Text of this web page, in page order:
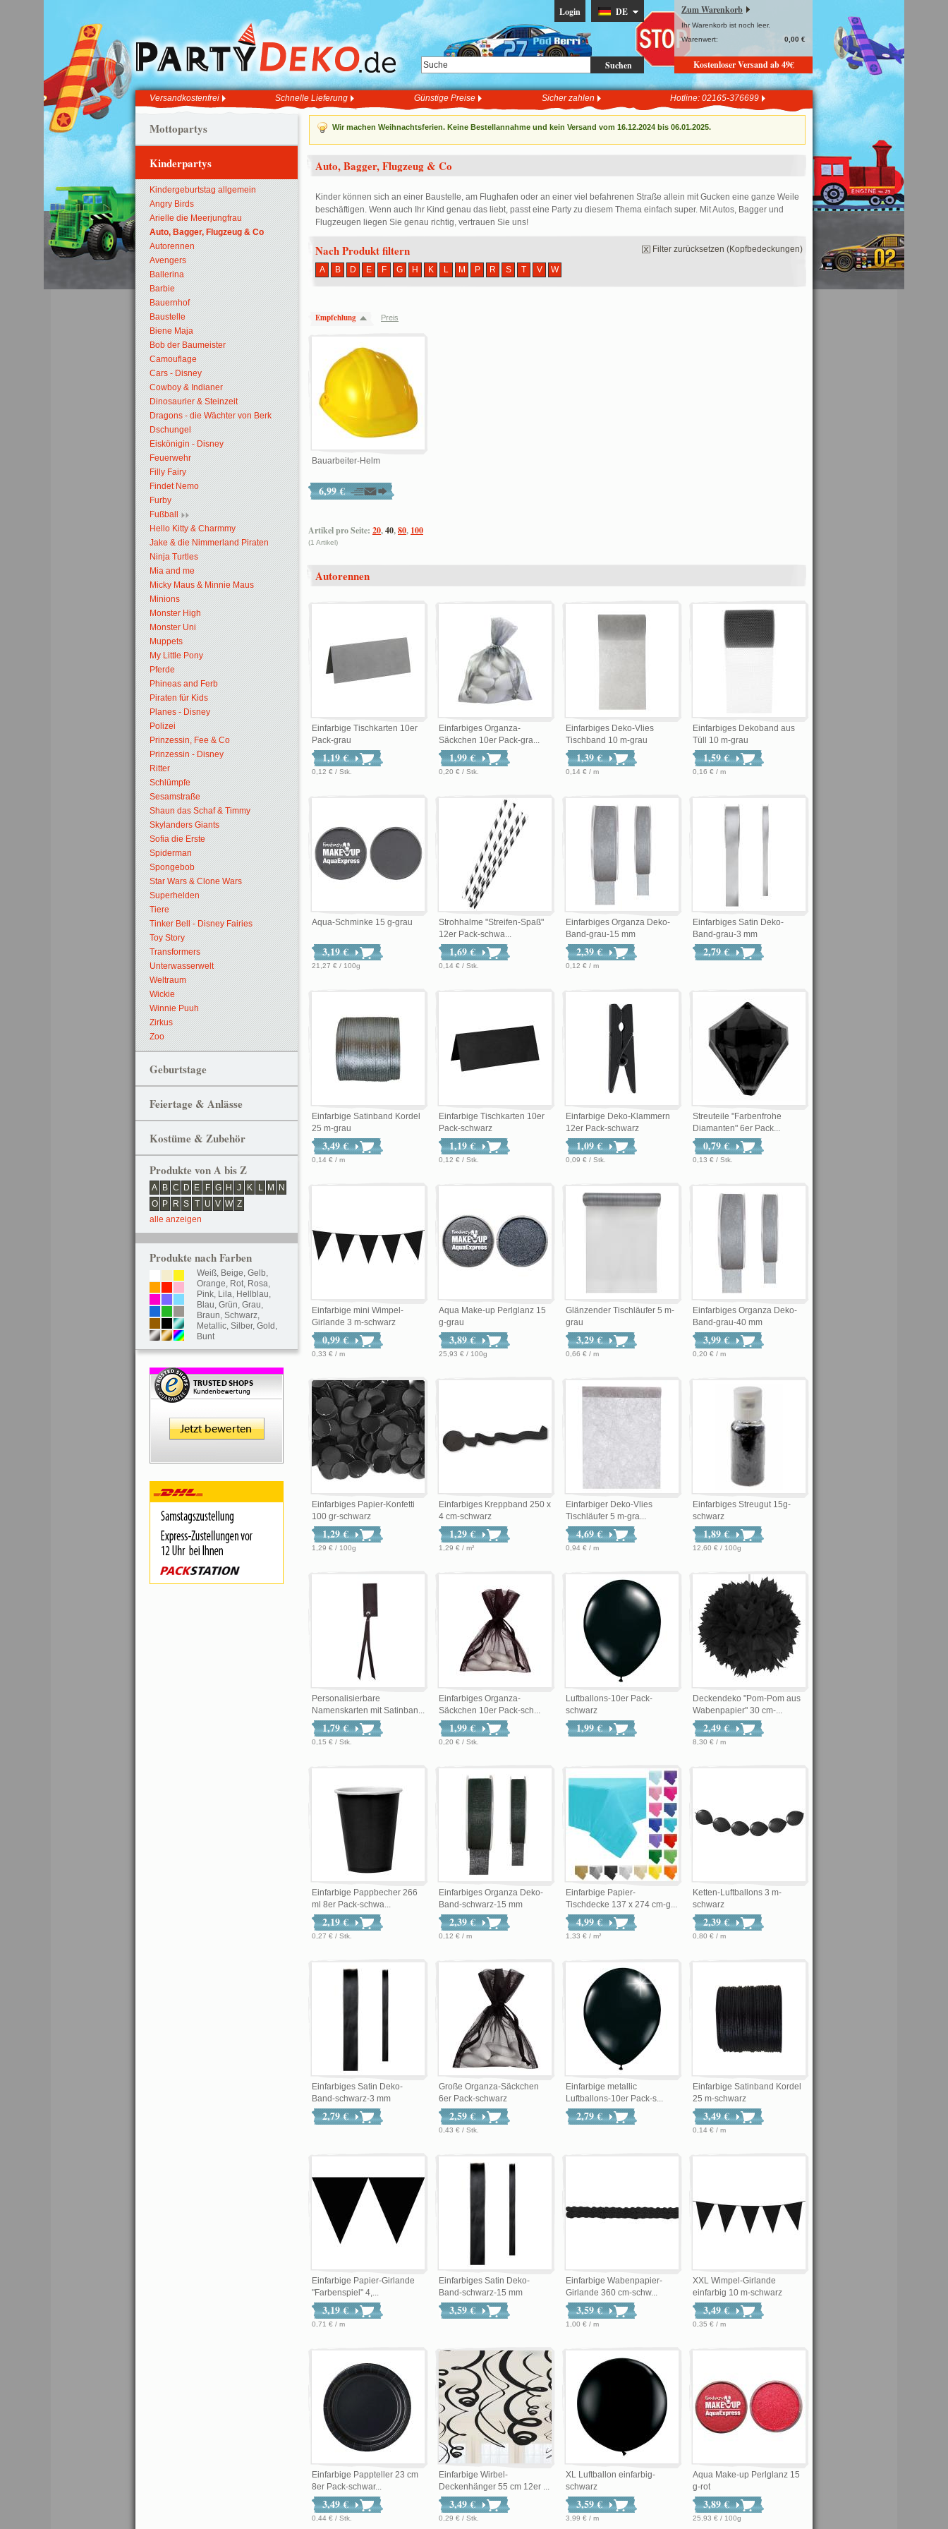
Suchen
Login DE Zum Warenkorb
Ihr Warenkorb ist noch leer.
Warenwert:
0,00 €
Kostenloser Versand ab 49€
Versandkostenfrei Schnelle Lieferung Günstige Preise Sicher zahlen Hotline: 02165-376699
Wir machen Weihnachtsferien. Keine Bestellannahme und kein Versand vom 16.12.2024 bis 06.01.2025.
Auto, Bagger, Flugzeug & Co
Kinder können sich an einer Baustelle, am Flughafen oder an einer viel befahrenen Straße allein mit Gucken eine ganze Weile
beschäftigen. Wenn auch Ihr Kind genau das liebt, passt eine Party zu diesem Thema einfach super. Mit Autos, Bagger und
Flugzeugen liegen Sie genau richtig, vertrauen Sie uns!
Nach Produkt filtern
A B D E F G H K L M P R S T V W
Filter zurücksetzen (Kopfbedeckungen)
Empfehlung Preis
Bauarbeiter-Helm
6,99 €
Artikel pro Seite: 20,40,80, 100
(1 Artikel)
Autorennen
Einfarbige Tischkarten 10er
Pack-grau
1,19 €
0,12 € / Stk.
Einfarbiges Organza-
Säckchen 10er Pack-gra...
1,99 €
0,20 € / Stk.
Einfarbiges Deko-Vlies
Tischband 10 m-grau
1,39 €
0,14 € / m
Einfarbiges Dekoband aus
Tüll 10 m-grau
1,59 €
0,16 € / m
Aqua-Schminke 15 g-grau
3,19 €
21,27 € / 100g
Strohhalme "Streifen-Spaß"
12er Pack-schwa...
1,69 €
0,14 € / Stk.
Einfarbiges Organza Deko-
Band-grau-15 mm
2,39 €
0,12 € / m
Einfarbiges Satin Deko-
Band-grau-3 mm
2,79 €
Einfarbige Satinband Kordel
25 m-grau
3,49 €
0,14 € / m
Einfarbige Tischkarten 10er
Pack-schwarz
1,19 €
0,12 € / Stk.
Einfarbige Deko-Klammern
12er Pack-schwarz
1,09 €
0,09 € / Stk.
Streuteile "Farbenfrohe
Diamanten" 6er Pack...
0,79 €
0,13 € / Stk.
Einfarbige mini Wimpel-
Girlande 3 m-schwarz
0,99 €
0,33 € / m
Aqua Make-up Perlglanz 15
g-grau
3,89 €
25,93 € / 100g
Glänzender Tischläufer 5 m-
grau
3,29 €
0,66 € / m
Einfarbiges Organza Deko-
Band-grau-40 mm
3,99 €
0,20 € / m
Einfarbiges Papier-Konfetti
100 gr-schwarz
1,29 €
1,29 € / 100g
Einfarbiges Kreppband 250 x
4 cm-schwarz
1,29 €
1,29 € / m²
Einfarbiger Deko-Vlies
Tischläufer 5 m-gra...
4,69 €
0,94 € / m
Einfarbiges Streugut 15g-
schwarz
1,89 €
12,60 € / 100g
Personalisierbare
Namenskarten mit Satinban...
1,79 €
0,15 € / Stk.
Einfarbiges Organza-
Säckchen 10er Pack-sch...
1,99 €
0,20 € / Stk.
Luftballons-10er Pack-
schwarz
1,99 €
Deckendeko "Pom-Pom aus
Wabenpapier" 30 cm-...
2,49 €
8,30 € / m
Einfarbige Pappbecher 266
ml 8er Pack-schwa...
2,19 €
0,27 € / Stk.
Einfarbiges Organza Deko-
Band-schwarz-15 mm
2,39 €
0,12 € / m
Einfarbige Papier-
Tischdecke 137 x 274 cm-g...
4,99 €
1,33 € / m²
Ketten-Luftballons 3 m-
schwarz
2,39 €
0,80 € / m
Einfarbiges Satin Deko-
Band-schwarz-3 mm
2,79 €
Große Organza-Säckchen
6er Pack-schwarz
2,59 €
0,43 € / Stk.
Einfarbige metallic
Luftballons-10er Pack-s...
2,79 €
Einfarbige Satinband Kordel
25 m-schwarz
3,49 €
0,14 € / m
Einfarbige Papier-Girlande
"Farbenspiel" 4,...
3,19 €
0,71 € / m
Einfarbiges Satin Deko-
Band-schwarz-15 mm
3,59 €
Einfarbige Wabenpapier-
Girlande 360 cm-schw...
3,59 €
1,00 € / m
XXL Wimpel-Girlande
einfarbig 10 m-schwarz
3,49 €
0,35 € / m
Einfarbige Pappteller 23 cm
8er Pack-schwar...
3,49 €
0,44 € / Stk.
Einfarbige Wirbel-
Deckenhänger 55 cm 12er ...
3,49 €
0,29 € / Stk.
XL Luftballon einfarbig-
schwarz
3,59 €
3,99 € / m
Aqua Make-up Perlglanz 15
g-rot
3,89 €
25,93 € / 100g
Mottopartys
Kinderpartys
Kindergeburtstag allgemein
Angry Birds
Arielle die Meerjungfrau
Auto, Bagger, Flugzeug & Co
Autorennen
Avengers
Ballerina
Barbie
Bauernhof
Baustelle
Biene Maja
Bob der Baumeister
Camouflage
Cars - Disney
Cowboy & Indianer
Dinosaurier & Steinzeit
Dragons - die Wächter von Berk
Dschungel
Eiskönigin - Disney
Feuerwehr
Filly Fairy
Findet Nemo
Furby
Fußball
Hello Kitty & Charmmy
Jake & die Nimmerland Piraten
Ninja Turtles
Mia and me
Micky Maus & Minnie Maus
Minions
Monster High
Monster Uni
Muppets
My Little Pony
Pferde
Phineas and Ferb
Piraten für Kids
Planes - Disney
Polizei
Prinzessin, Fee & Co
Prinzessin - Disney
Ritter
Schlümpfe
Sesamstraße
Shaun das Schaf & Timmy
Skylanders Giants
Sofia die Erste
Spiderman
Spongebob
Star Wars & Clone Wars
Superhelden
Tiere
Tinker Bell - Disney Fairies
Toy Story
Transformers
Unterwasserwelt
Weltraum
Wickie
Winnie Puuh
Zirkus
Zoo
Geburtstage
Feiertage & Anlässe
Kostüme & Zubehör
Produkte von A bis Z
A B C D E F G H J K L M
N
O
P R S T U V W Z
alle anzeigen
Produkte nach Farben
Weiß, Beige, Gelb,
Orange, Rot, Rosa,
Pink, Lila, Hellblau,
Blau, Grün, Grau,
Braun, Schwarz,
Metallic, Silber, Gold ,
Bunt